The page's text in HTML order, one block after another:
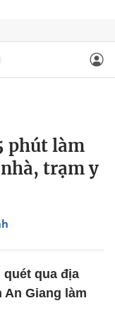
phút làm
trạm y
qua địa
An Giang làm